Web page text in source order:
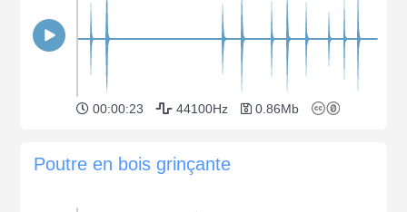
00:00:23 44100Hz 0.86Mb
Poutre en bois grinçante